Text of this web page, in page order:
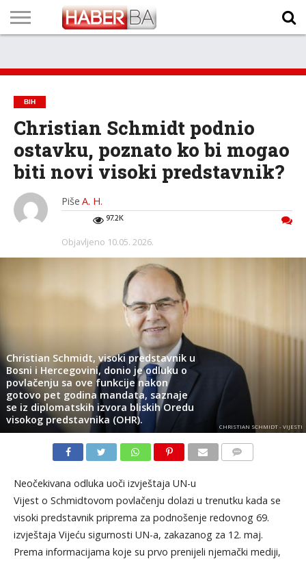
TECH
PROGRAM
PROGNOZA
PUTEVIMA
LISTA
NAMA
BIH
Christian Schmidt podnio
ostavku, poznato ko bi mogao
biti novi visoki predstavnik?
Piše A. H.
97.2K
Objavljeno 10.05. 2026.
Christian Schmidt, visoki predstavnik u
Bosni i Hercegovini, donio je odluku o
povlačenju sa ove funkcije nakon
gotovo pet godina mandata, saznaje
se iz diplomatskih izvora bliskih Oredu
visokog predstavnika (OHR).
CHRISTIAN SCHMIDT - VIJESTI
Neočekivana odluka uoči izvještaja UN-u
Vijest o Schmidtovom povlačenju dolazi u trenutku kada se
visoki predstavnik priprema za podnošenje redovnog 69.
izvještaja Vijeću sigurnosti UN-a, zakazanog za 12. maj.
Prema informacijama koje su prvo prenijeli njemački mediji,